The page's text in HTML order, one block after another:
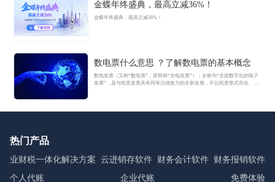
金蝶年终盛典，最高立减36%！
金蝶年终盛典，最高立减36%！
数电票什么意思 ？了解数电票的基本概念
数电发票（又称“数电票”，原简称“全电发票”），全称为“全面数字化的电子
发票”，是与纸质发票具有同等法律效力的全新发票，不以纸质形式存在、不
热门产品
业财税一体化解决方案 云进销存软件 财务会计软件 财务报销软件
个人代账
企业代账 免费体验